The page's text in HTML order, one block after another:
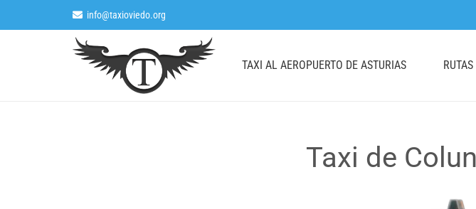
info@taxioviedo.org
TAXI AL AEROPUERTO DE ASTURIAS
Taxi de